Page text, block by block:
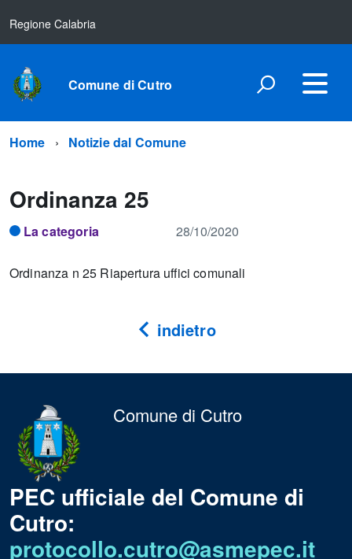
Regione Calabria
Comune di Cutro
Home Notizie dal Comune
Ordinanza 25
La categoria 28/10/2020
Ordinanza n 25 Riapertura uffici comunali
indietro
Comune di Cutro
PEC ufficiale del Comune di
Cutro:
protocollo.cutro@asmepec.it